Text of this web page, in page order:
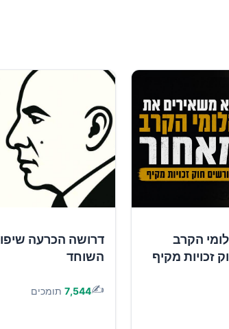
הקרב
זכויות מקיף
דרושה הכרעה
השוחד
✍️
7,544 תומכים